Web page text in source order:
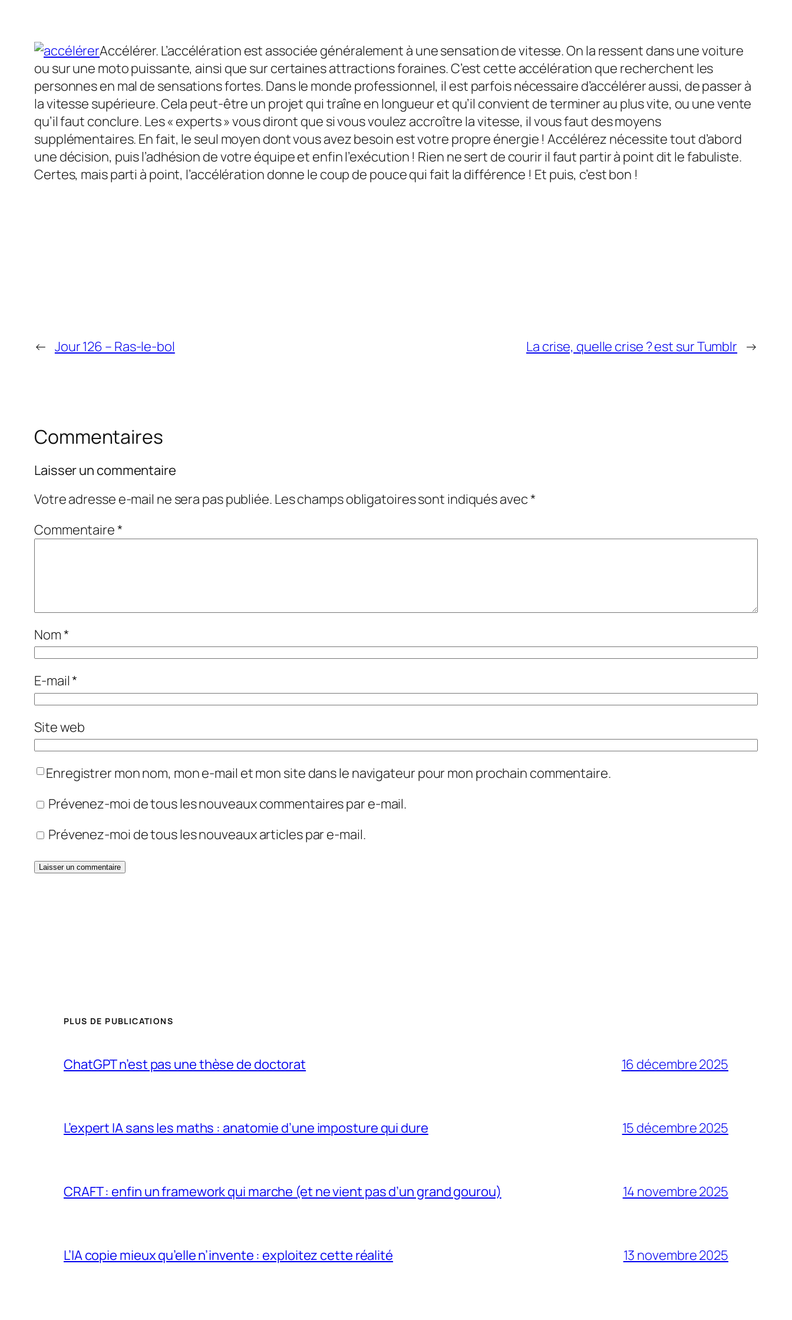
Accélérer. L’accélération est associée généralement à une sensation de vitesse. On la ressent dans une voiture
ou sur une moto puissante, ainsi que sur certaines attractions foraines. C’est cette accélération que recherchent les
personnes en mal de sensations fortes. Dans le monde professionnel, il est parfois nécessaire d’accélérer aussi, de passer à
la vitesse supérieure. Cela peut-être un projet qui traîne en longueur et qu’il convient de terminer au plus vite, ou une vente
qu’il faut conclure. Les « experts » vous diront que si vous voulez accroître la vitesse, il vous faut des moyens
supplémentaires. En fait, le seul moyen dont vous avez besoin est votre propre énergie ! Accélérez nécessite tout d’abord
une décision, puis l’adhésion de votre équipe et enfin l’exécution ! Rien ne sert de courir il faut partir à point dit le fabuliste.
Certes, mais parti à point, l’accélération donne le coup de pouce qui fait la différence ! Et puis, c’est bon !
← Jour 126 – Ras-le-bol La crise, quelle crise ? est sur Tumblr →
Commentaires
Laisser un commentaire
Votre adresse e-mail ne sera pas publiée. Les champs obligatoires sont indiqués avec*
Commentaire*
Nom*
E-mail*
Site web
Enregistrer mon nom, mon e-mail et mon site dans le navigateur pour mon prochain commentaire.
Prévenez-moi de tous les nouveaux commentaires par e-mail.
Prévenez-moi de tous les nouveaux articles par e-mail.
PLUS DE PUBLICATIONS
ChatGPT n’est pas une thèse de doctorat 16 décembre 2025
L’expert IA sans les maths : anatomie d’une imposture qui dure 15 décembre 2025
CRAFT : enfin un framework qui marche (et ne vient pas d’un grand gourou) 14 novembre 2025
L’IA copie mieux qu’elle n’invente : exploitez cette réalité 13 novembre 2025